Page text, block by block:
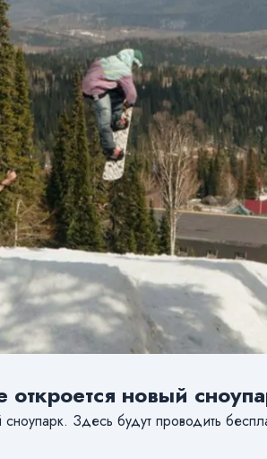
новый
Здесь будут проводить